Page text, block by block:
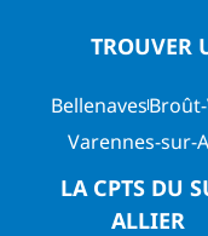
TROUVER
Bellenaves
Varennes-sur-
LA CPTS DU
ALLIER